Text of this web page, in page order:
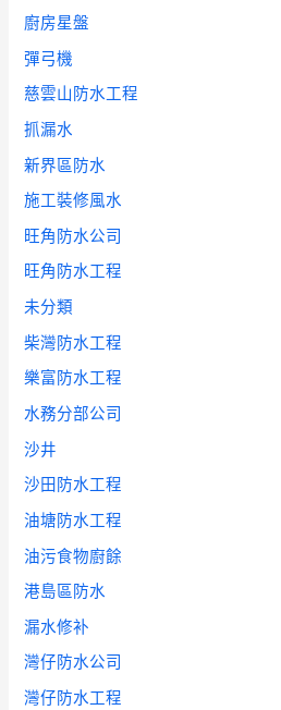
廚房星盤
彈弓機
慈雲山防水工程
抓漏水
新界區防水
施工裝修風水
旺角防水公司
旺角防水工程
未分類
柴灣防水工程
樂富防水工程
水務分部公司
沙井
沙田防水工程
油塘防水工程
油污食物廚餘
港島區防水
漏水修补
灣仔防水公司
灣仔防水工程